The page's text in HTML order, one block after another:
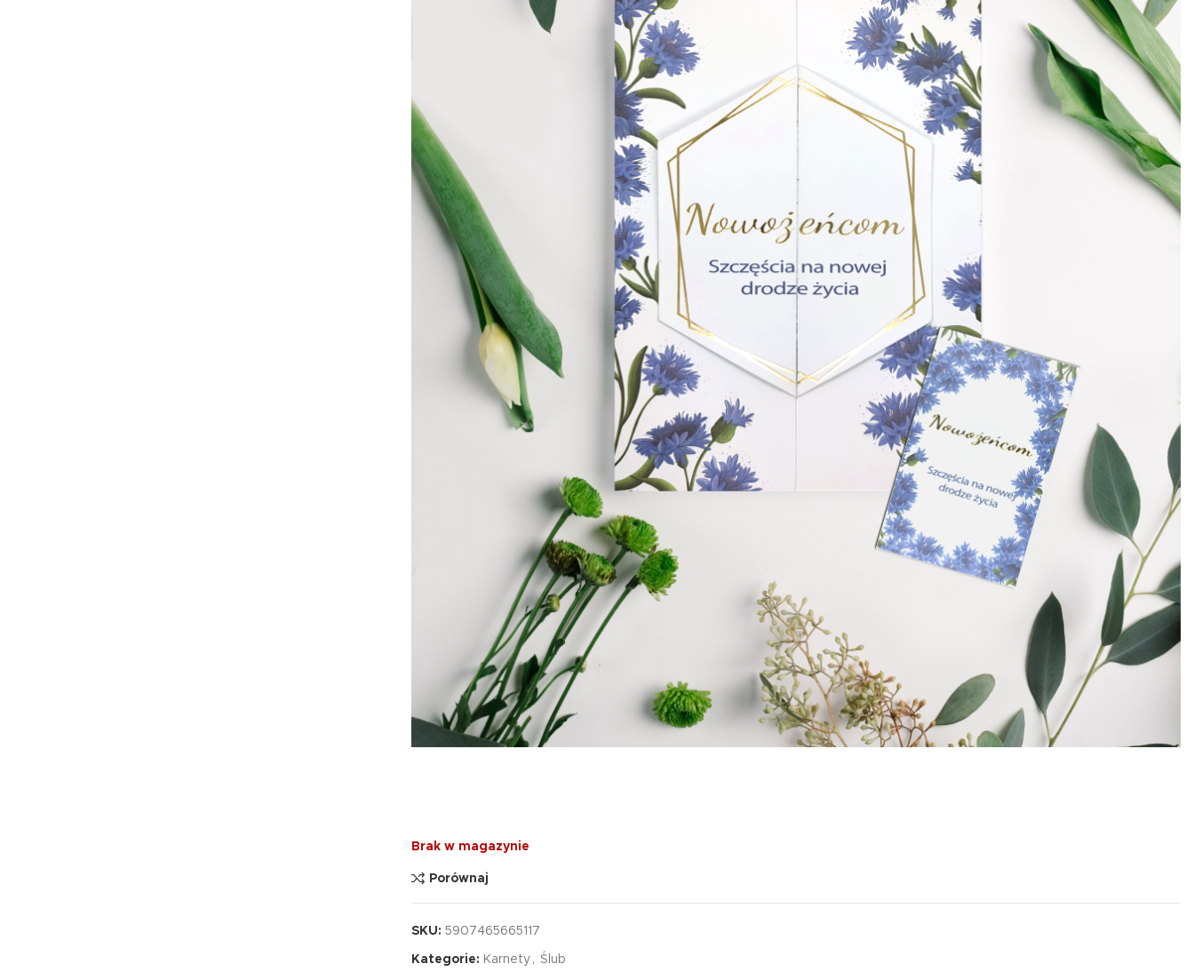
Edukacyjna zakładka
magnetyczna
mnożenia żyrafa
7,99zł
Brak w magazynie
Porównaj
SKU: 5907465665117
Kategorie: Karnety , Ślub